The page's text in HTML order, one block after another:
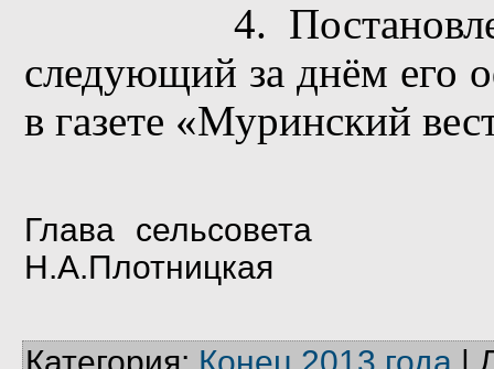
4.
следующий за днём его
в газете «Муринский
Глава
Н.А.Плотницкая